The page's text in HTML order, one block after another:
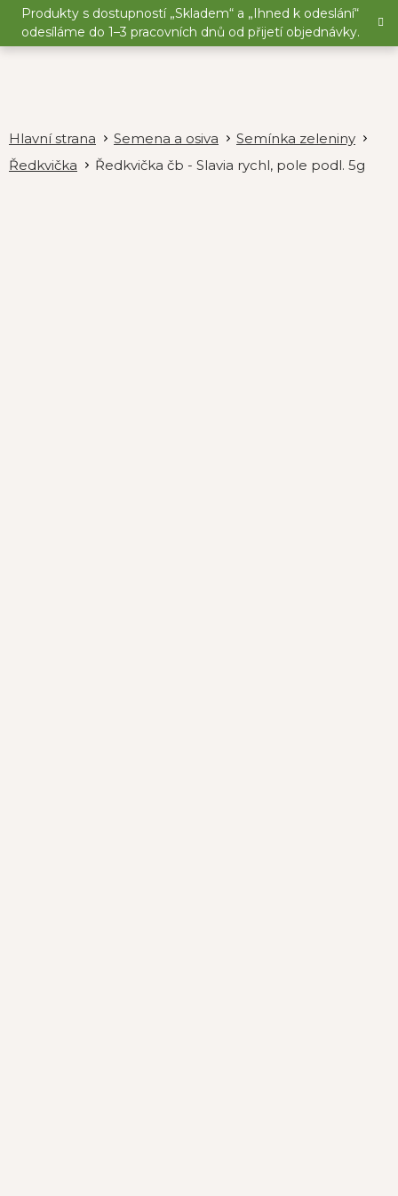
Přejít
obsah
Produkty s dostupností „Skladem“ a „Ihned k odeslání“
odesíláme do 1–3 pracovních dnů od přijetí objednávky.
Semena a osiva
Semínka zeleniny
Ředkvička
Ředkvička čb - Slavia rychl, pole podl. 5g